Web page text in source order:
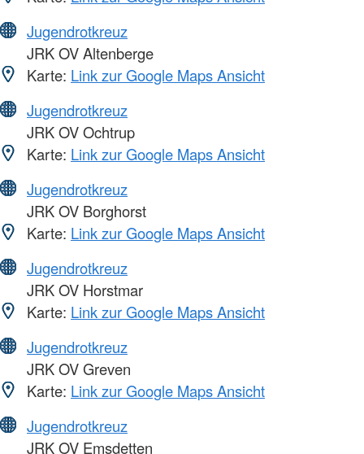
Jugendrotkreuz
JRK OV Altenberge
Karte: Link zur Google Maps Ansicht
Jugendrotkreuz
JRK OV Ochtrup
Karte: Link zur Google Maps Ansicht
Jugendrotkreuz
JRK OV Borghorst
Karte: Link zur Google Maps Ansicht
Jugendrotkreuz
JRK OV Horstmar
Karte: Link zur Google Maps Ansicht
Jugendrotkreuz
JRK OV Greven
Karte: Link zur Google Maps Ansicht
Jugendrotkreuz
JRK OV Emsdetten